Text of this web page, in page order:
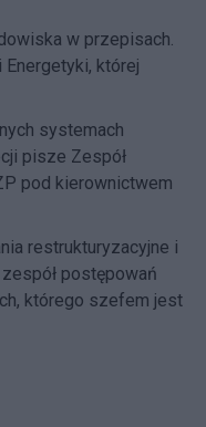
w przepisach.
której
systemach
pisze Zespół
pod kierownictwem
restrukturyzacyjne i
postępowań
którego szefem jest